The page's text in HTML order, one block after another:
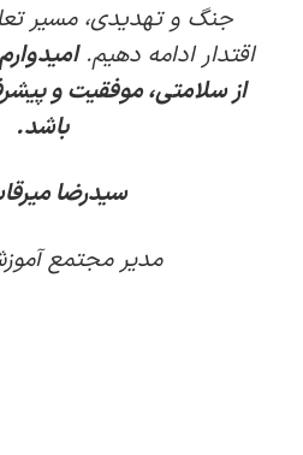
جنگ و تهدیدی، مسیر
اقتدار ادامه دهیم.
از سلامتی، موفقیت و
باشد.
سیدرضا
مدیر مجتمع